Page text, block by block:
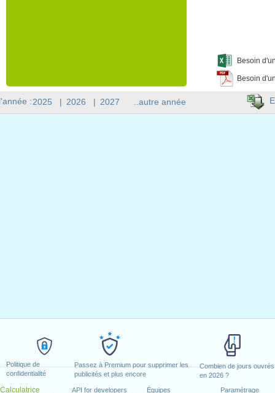
Politique de
confidentialité
Passez à Premium pour supprimer les
publicités et plus encore
Combien de jours ouvrés
en 2026 ?
Calculatrice
API for developers
Équipes
Paramétrage
Besoin
Besoin
:2025 | 2026 | 2027 ..autre année